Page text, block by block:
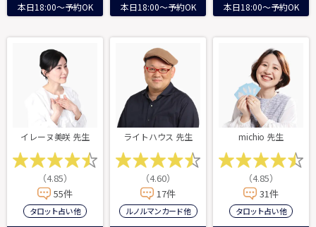
本日18:00～予約OK 本日18:00～予約OK 本日18:00～予約OK
イレーヌ美咲 先生
（4.85）
55件
タロット占い 他
ライトハウス 先生
（4.60）
17件
ルノルマンカード 他
michio 先生
（4.85）
31件
タロット占い 他